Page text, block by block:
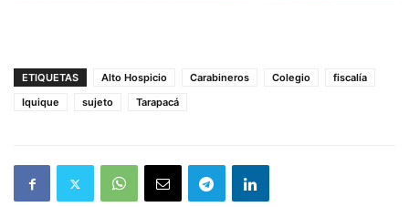
ETIQUETAS Alto Hospicio Carabineros Colegio
fiscalía
Iquique
sujeto Tarapacá